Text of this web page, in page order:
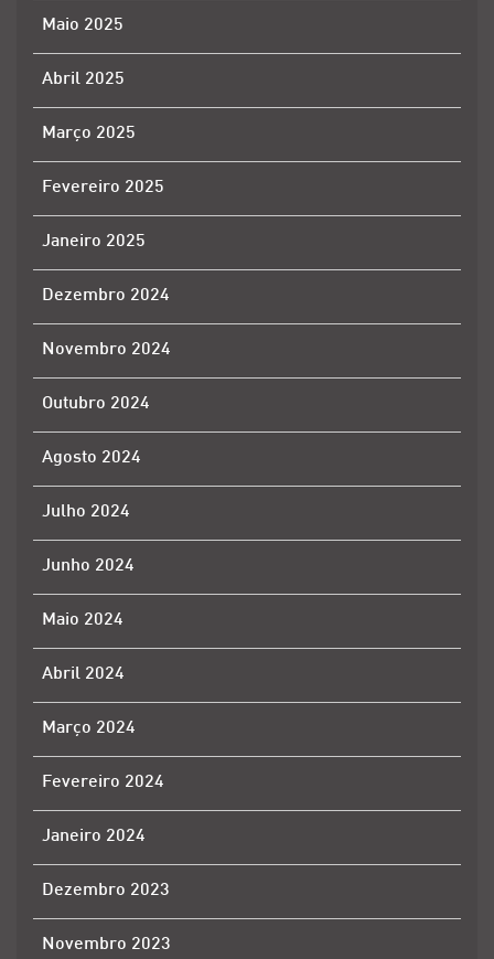
Maio 2025
Abril 2025
Março 2025
Fevereiro 2025
Janeiro 2025
Dezembro 2024
Novembro 2024
Outubro 2024
Agosto 2024
Julho 2024
Junho 2024
Maio 2024
Abril 2024
Março 2024
Fevereiro 2024
Janeiro 2024
Dezembro 2023
Novembro 2023